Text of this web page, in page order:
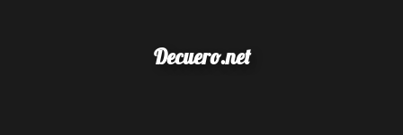
Decuero.net